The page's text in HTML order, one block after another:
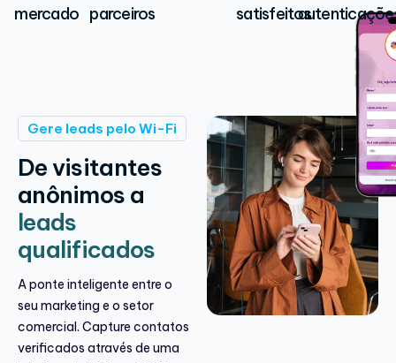
mercado parceiros
satisfeitos
Gere leads pelo Wi-Fi
De visitantes
anônimos a
leads
qualificados
A ponte inteligente entre o
seu marketing e o setor
comercial. Capture contatos
verificados através de uma